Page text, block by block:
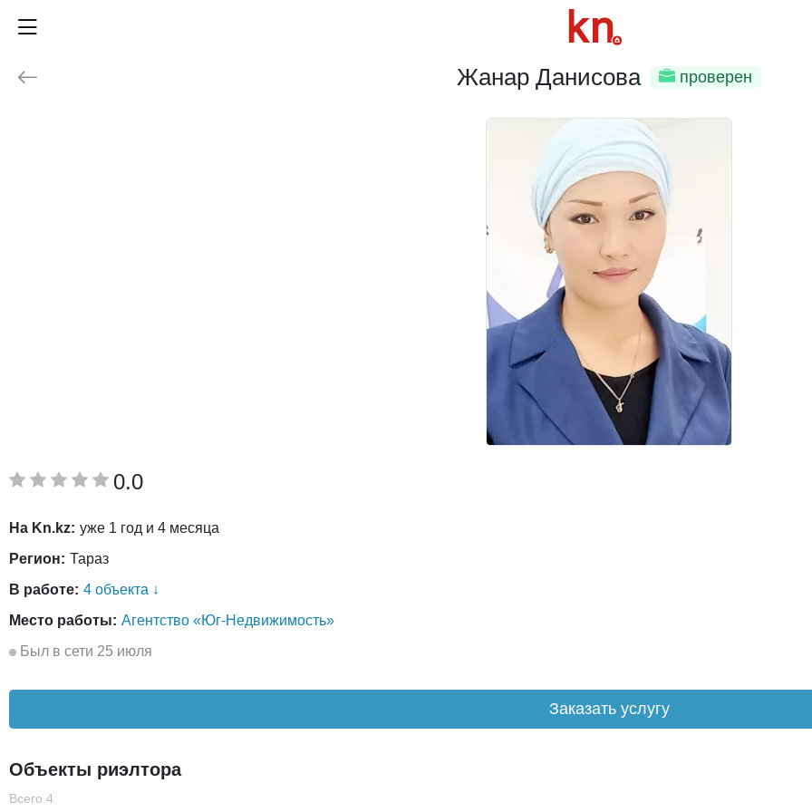
Жанар Данисова проверен
0.0
На Kn.kz: уже 1 год и 4 месяца
Регион: Тараз
В работе: 4 объекта ↓
Место работы: Агентство «Юг-Недвижимость»
Был в сети 25 июля
Заказать услугу
Объекты риэлтора
Всего 4